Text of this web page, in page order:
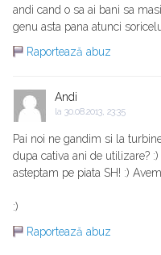
andi cand o sa ai bani sa
genu asta pana atunci
Raportează abuz
Andi
la 30.08.2013, 23:35
Pai noi ne gandim si la
dupa cativa ani de utilizare?
asteptam pe piata SH! :)
:)
Raportează abuz